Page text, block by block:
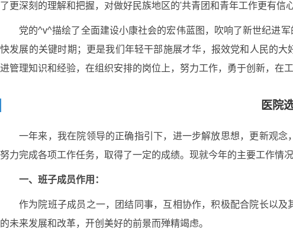
了更深刻的理解和把握，对做好民族地区的'共青团和青年工作更有信
党的^v^描绘了全面建设小康社会的宏伟蓝图，吹响了新世纪进
快发展的关键时期；更是我们年轻干部施展才华，报效党和人民的
进管理知识和经验，在组织安排的岗位上，努力工作，勇于创新，在
医院
一年来，我在院领导的正确指引下，进一步解放思想，更新观
努力完成各项工作任务，取得了一定的成绩。现就今年的主要工作情况
一、班子成员作用：
作为院班子成员之一，团结同事，互相协作，积极配合院长以
的未来发展和改革，开创美好的前景而殚精竭虑。